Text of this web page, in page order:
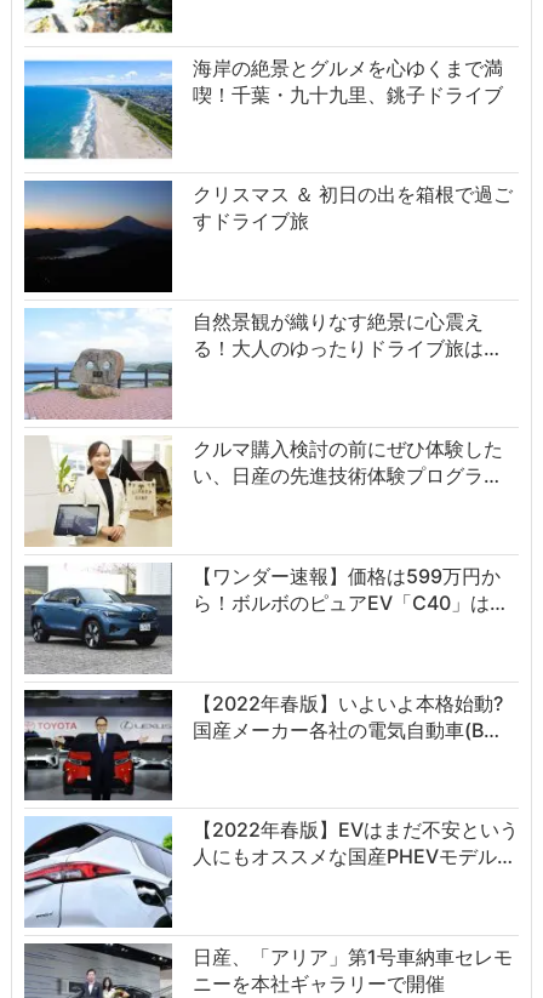
海岸の絶景とグルメを心ゆくまで満
喫！千葉・九十九里、銚子ドライブ
クリスマス ＆ 初日の出を箱根で過ご
すドライブ旅
自然景観が織りなす絶景に心震え
る！大人のゆったりドライブ旅は…
クルマ購入検討の前にぜひ体験した
い、日産の先進技術体験プログラ…
【ワンダー速報】価格は599万円か
ら！ボルボのピュアEV「C40」は…
【2022年春版】いよいよ本格始動?
国産メーカー各社の電気自動車(B…
【2022年春版】EVはまだ不安という
人にもオススメな国産PHEVモデル…
日産、「アリア」第1号車納車セレモ
ニーを本社ギャラリーで開催